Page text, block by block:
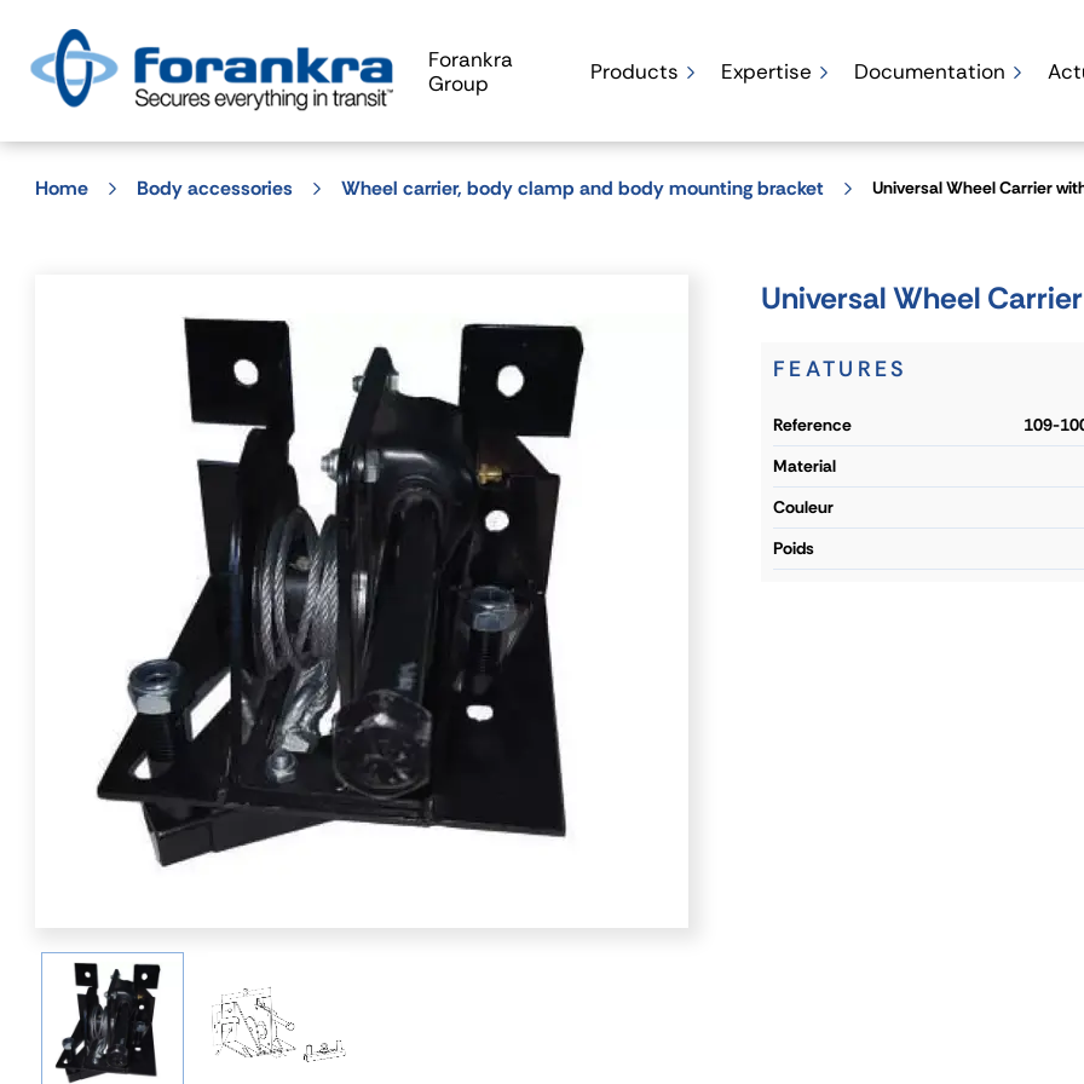
Forankra
Group
Products Expertise Documentation
Home Body accessories Wheel carrier, body clamp and body mounting bracket Universal Wheel Carrier
Universal Wheel
FEATURES
reference
109-
material
couleur
poids